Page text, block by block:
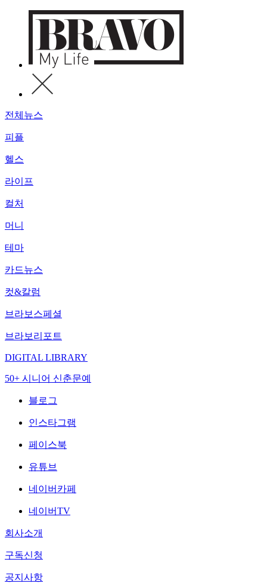
전체뉴스
피플
헬스
라이프
컬처
머니
테마
카드뉴스
컷&칼럼
브라보스페셜
브라보리포트
DIGITAL LIBRARY
50+ 시니어 신춘문예
블로그
인스타그램
페이스북
유튜브
네이버카페
네이버TV
회사소개
구독신청
공지사항